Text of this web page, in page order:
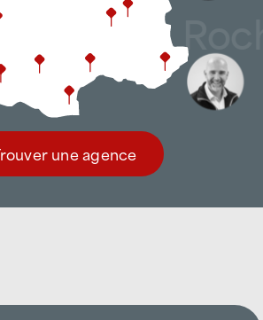
une agence
La